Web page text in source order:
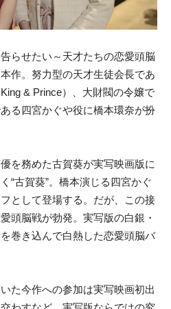
らせたい～天才たちの恋愛頭脳
作。努力型の天才生徒会長であ
& Prince）、大財閥の令嬢で
る四宮かぐや役に橋本環奈が扮
を務めた古賀葵が実写映画版に
“古賀葵”。橋本演じる四宮かぐ
として登場する。だが、この接
頭脳戦が勃発。実写版の白銀・
巻き込んで白熱した恋愛頭脳バ
た今作への参加は実写映画初出